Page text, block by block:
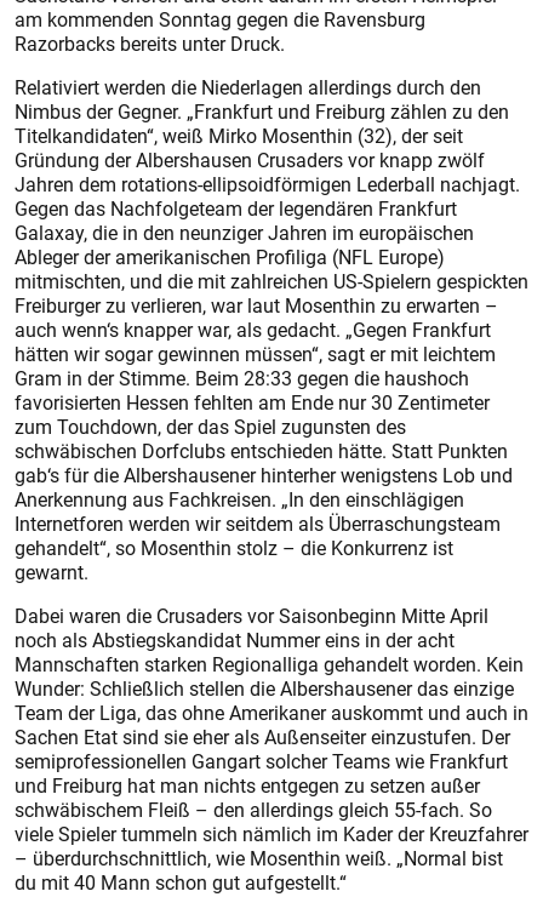
am kommenden Sonntag gegen die Ravensburg
Razorbacks bereits unter Druck.
Relativiert werden die Niederlagen allerdings durch den
Nimbus der Gegner. „Frankfurt und Freiburg zählen zu den
Titelkandidaten“, weiß Mirko Mosenthin (32), der seit
Gründung der Albershausen Crusaders vor knapp zwölf
Jahren dem rotations-ellipsoidförmigen Lederball nachjagt.
Gegen das Nachfolgeteam der legendären Frankfurt
Galaxay, die in den neunziger Jahren im europäischen
Ableger der amerikanischen Profiliga (NFL Europe)
mitmischten, und die mit zahlreichen US-Spielern gespickten
Freiburger zu verlieren, war laut Mosenthin zu erwarten –
auch wenn‘s knapper war, als gedacht. „Gegen Frankfurt
hätten wir sogar gewinnen müssen“, sagt er mit leichtem
Gram in der Stimme. Beim 28:33 gegen die haushoch
favorisierten Hessen fehlten am Ende nur 30 Zentimeter
zum Touchdown, der das Spiel zugunsten des
schwäbischen Dorfclubs entschieden hätte. Statt Punkten
gab‘s für die Albershausener hinterher wenigstens Lob und
Anerkennung aus Fachkreisen. „In den einschlägigen
Internetforen werden wir seitdem als Überraschungsteam
gehandelt“, so Mosenthin stolz – die Konkurrenz ist
gewarnt.
Dabei waren die Crusaders vor Saisonbeginn Mitte April
noch als Abstiegskandidat Nummer eins in der acht
Mannschaften starken Regionalliga gehandelt worden. Kein
Wunder: Schließlich stellen die Albershausener das einzige
Team der Liga, das ohne Amerikaner auskommt und auch in
Sachen Etat sind sie eher als Außenseiter einzustufen. Der
semiprofessionellen Gangart solcher Teams wie Frankfurt
und Freiburg hat man nichts entgegen zu setzen außer
schwäbischem Fleiß – den allerdings gleich 55-fach. So
viele Spieler tummeln sich nämlich im Kader der Kreuzfahrer
– überdurchschnittlich, wie Mosenthin weiß. „Normal bist
du mit 40 Mann schon gut aufgestellt.“